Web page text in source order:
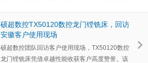
硕超数控TX50120数控龙门镗铣床，回访
安徽客户使用现场
硕超数控团队回访客户使用现场，TX50120数控
龙门镗铣床凭借卓越性能收获客户高度赞誉。该